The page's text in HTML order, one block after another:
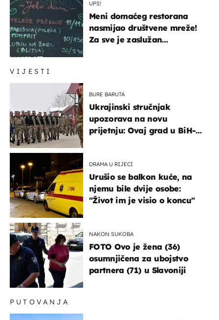
VIJESTI
BURE BARUTA
Ukrajinski stručnjak
upozorava na novu
prijetnju: Ovaj grad u BiH-u
DRAMA U RIJECI
Urušio se balkon kuće, na
njemu bile dvije osobe:
"Život im je visio o koncu"
NAKON SUKOBA
FOTO Ovo je žena (36)
osumnjičena za ubojstvo
partnera (71) u Slavoniji
UPS!
Meni domaćeg restorana
nasmijao društvene mreže!
Za sve je zaslužan
PUTOVANJA